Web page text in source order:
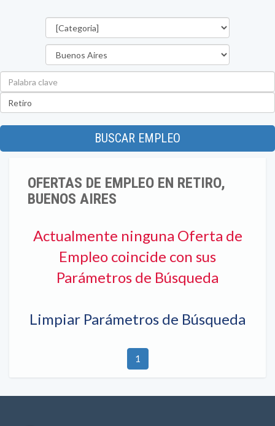
BUSCAR EMPLEO
OFERTAS DE EMPLEO EN RETIRO,
BUENOS AIRES
Actualmente ninguna Oferta de
Empleo coincide con sus
Parámetros de Búsqueda
Limpiar Parámetros de Búsqueda
1